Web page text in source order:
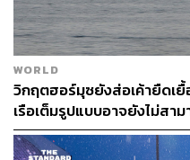
นอกจากนี้ หากอยู่ในพื้นที่ที่
ผ่านระบบ ‘Thai Consular’
เอกอัครราชทูต เพื่อรับการแ
สำหรับชาวต่างชาติที่พำนัก
จากสถานทูตของประเทศตน
WORLD
วิกฤตฮอร์มุซยังส่อเค้ายืดเยื้
เรือเต็มรูปแบบอาจยังไม่สา